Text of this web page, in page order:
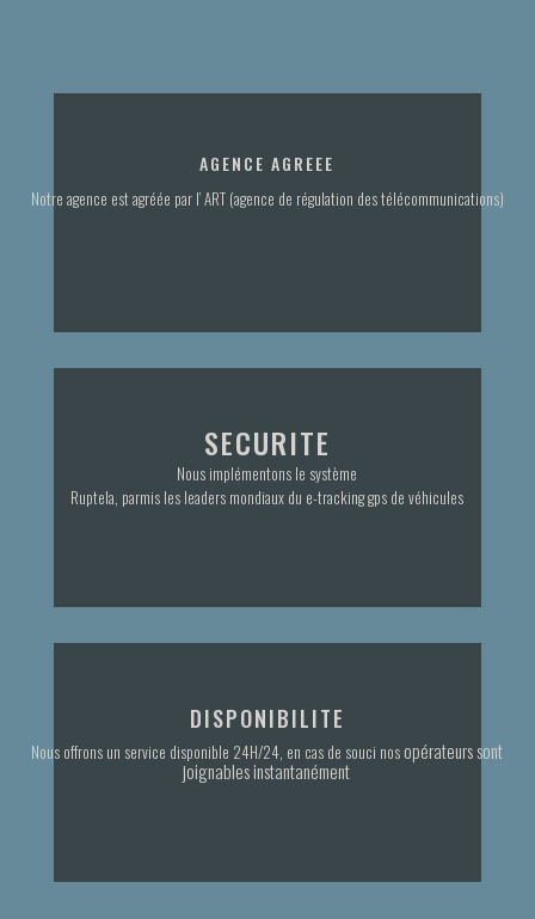
AGENCE AGREEE
Notre agence est agréée par l’ ART (agence de régulation des télécommunications)
SECURITE
Nous implémentons le système
Ruptela, parmis les leaders mondiaux du e-tracking gps de véhicules
DISPONIBILITE
Nous offrons un service disponible 24H/24, en cas de souci nos opérateurs sont
joignables instantanément